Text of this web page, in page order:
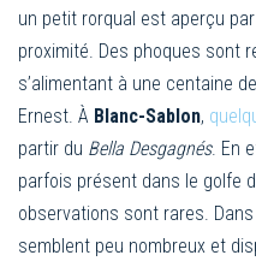
un petit rorqual est aperçu
proximité. Des phoques sont
s’alimentant à une centaine
Ernest. À Blanc-Sablon,
partir du Bella Desgagnés. En
parfois présent dans le golfe
observations sont rares.
semblent peu nombreux et